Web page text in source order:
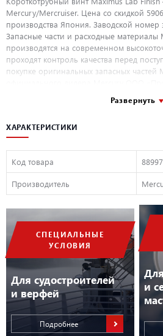
СПЕЦИАЛЬНЫЕ
УСЛОВИЯ
Для судостроителей
и верфей
Подробнее
и
Mercury/Mercruiser. Цена со скидкой
производства Япония. Заводской номер
Запасные части и расходные материалы
производятся на современном
проходят контроль качества перед
покупке оригинальных запасных частей
же гарантийном покрытии покупаемых
Развернуть
ХАРАКТЕРИСТИКИ
Код товара
Производитель